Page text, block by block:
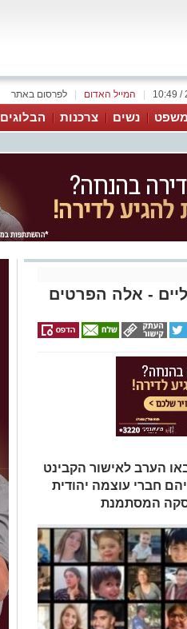
לפרסום באתר המייל האדום
משפט נשים צרכנות הבלוגים
- אלה הפרטים
הערב לאישור הקבינט
חברי עוצמה יהודית
המסתמנת